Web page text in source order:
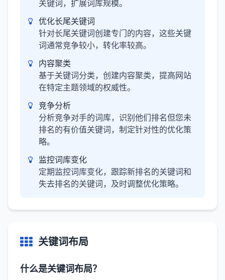
关键词，扩展词库规模。
优化长尾关键词
针对长尾关键词创建专门的内容，这些关键
词通常竞争较小，转化率较高。
内容聚类
基于关键词分类，创建内容聚类，提高网站
在特定主题领域的权威性。
竞争分析
分析竞争对手的词库，识别他们排名但您未
排名的有价值关键词，制定针对性的优化策
略。
监控词库变化
定期监控词库变化，跟踪新排名的关键词和
失去排名的关键词，及时调整优化策略。
关键词布局
什么是关键词布局？